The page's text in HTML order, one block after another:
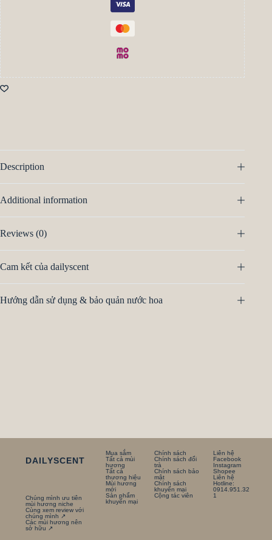
Description
Additional information
Reviews (0)
Cam kết của dailyscent
Hướng dẫn sử dụng & bảo quản nước hoa
DAILYSCENT
Chúng mình ưu tiên
mùi hương niche
Cùng xem review với
chúng mình ↗
Các mùi hương nên
sở hữu ↗
Mua sắm
Tất cả mùi
hương
Tất cả
thương hiệu
Mùi hương
mới
Sản phẩm
khuyến mại
Chính sách
Chính sách đổi
trà
Chính sách bảo
mật
Chính sách
khuyến mại
Cộng tác viên
Liên hệ
Facebook
Instagram
Shopee
Liên hệ
Hotline:
0914.951.32
1